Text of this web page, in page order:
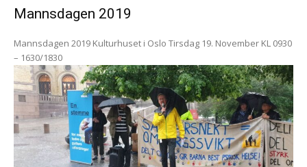
Mannsdagen 2019
Mannsdagen 2019 Kulturhuset i Oslo Tirsdag 19. November KL 0930
– 1630/1830